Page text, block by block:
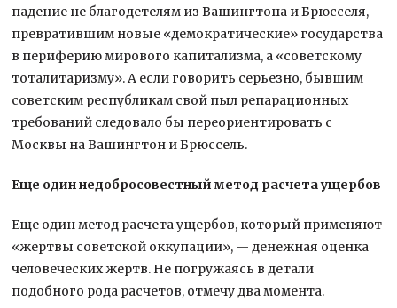
падение не благодетелям из Вашингтона и Брюсселя,
превратившим новые «демократические» государства
в периферию мирового капитализма, а «советскому
тоталитаризму». А если говорить серьезно, бывшим
советским республикам свой пыл репарационных
требований следовало бы переориентировать с
Москвы на Вашингтон и Брюссель.
Еще один недобросовестный метод расчета ущербов
Еще один метод расчета ущербов, который применяют
«жертвы советской оккупации», — денежная оценка
человеческих жертв. Не погружаясь в детали
подобного рода расчетов, отмечу два момента.